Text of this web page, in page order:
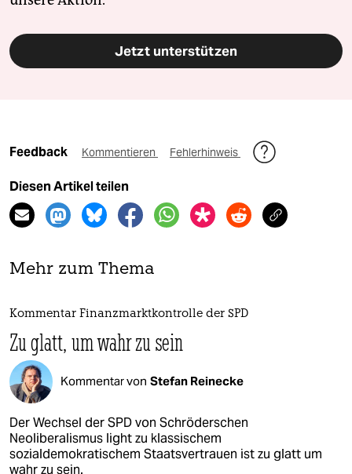
Jetzt unterstützen
Feedback Kommentieren Fehlerhinweis
Diesen Artikel teilen
Mehr zum Thema
Kommentar Finanzmarktkontrolle der SPD
Zu glatt, um wahr zu sein
Kommentar von Stefan Reinecke
Der Wechsel der SPD von Schröderschen
Neoliberalismus light zu klassischem
sozialdemokratischem Staatsvertrauen ist zu glatt um
wahr zu sein.